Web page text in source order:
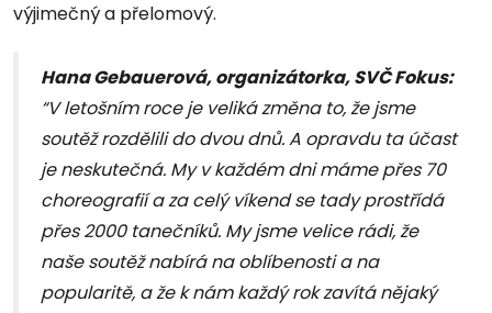
výjimečný a přelomový.
Hana Gebauerová, organizátorka, SVČ Fokus:
“V letošním roce je veliká změna to, že jsme
soutěž rozdělili do dvou dnů. A opravdu ta účast
je neskutečná. My v každém dni máme přes 70
choreografií a za celý víkend se tady prostřídá
přes 2000 tanečníků. My jsme velice rádi, že
naše soutěž nabírá na oblíbenosti a na
popularitě, a že k nám každý rok zavítá nějaký